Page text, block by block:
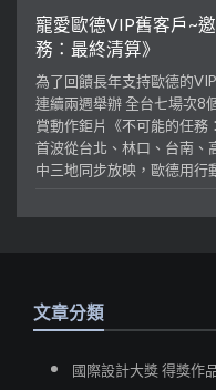
寵愛歐德VIP舊客戶~
務：最終清算》
為了回饋長年支持歐德的
連續兩週舉辦 全台七場次8
賞動作鉅片《不可能的任務
首波從台北、林口、台南、
中三地同步放映，歐德用行
文章分類
國際設計大獎 得獎作